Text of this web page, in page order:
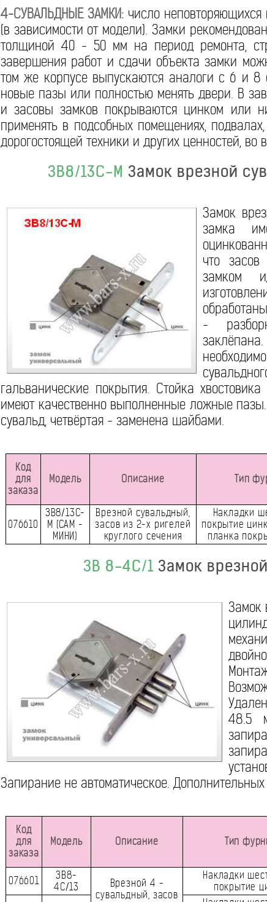
4-СУВАЛЬДНЫЕ ЗАМКИ: число
(в зависимости от модели). Замки
толщиной 40 - 50 мм на период ремонта,
завершения работ и сдачи объекта замки
том же корпусе выпускаются аналоги с 6 и 8
новые пазы или полностью менять двери. В
и засовы замков покрываются цинком или
применять в подсобных помещениях,
дорогостоящей техники и других ценностей, во
ЗВ8/13С-М Замок врезной
Замок
замка
что
замком
-
гальванические покрытия. Стойка
имеют качественно выполненные ложные
сувальд, четвёртая - заменена шайбами.
Код
для
заказа
Модель Описание Тип
076610
ЗВ8/13С-
М (САМ -
МИНИ)
Врезной сувальдный,
засов из 2-х ригелей
круглого сечения
Накладки
покрытие
планка
ЗВ 8-4С/1 Замок
Замок
48.5
Запирание не автоматическое.
Код
для
заказа
Модель Описание Тип
076601
ЗВ8-
4C/13
Врезной 4 -
сувальдный, засов
Накладки
покрытие